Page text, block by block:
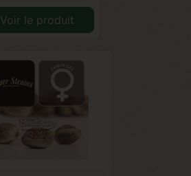
Voir le produit